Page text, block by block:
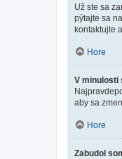
Už ste sa
pýtajte sa
kontaktujte
Hore
V minulosti
aby sa
Hore
Zabudol